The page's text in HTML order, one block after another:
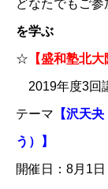
どなたでもご参
を学ぶ
☆ 【盛和塾北
2019年度3回
テーマ ​【沢天夬
う）】
開催日：8月1